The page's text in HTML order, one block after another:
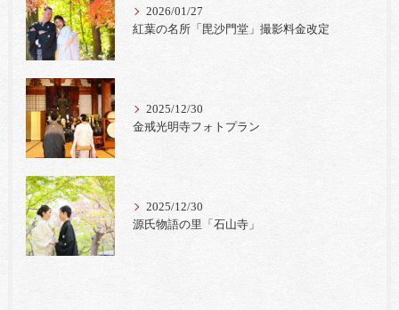
2026/01/27
紅葉の名所「毘沙門堂」撮影料金改定
2025/12/30
金戒光明寺フォトプラン
2025/12/30
源氏物語の里「石山寺」